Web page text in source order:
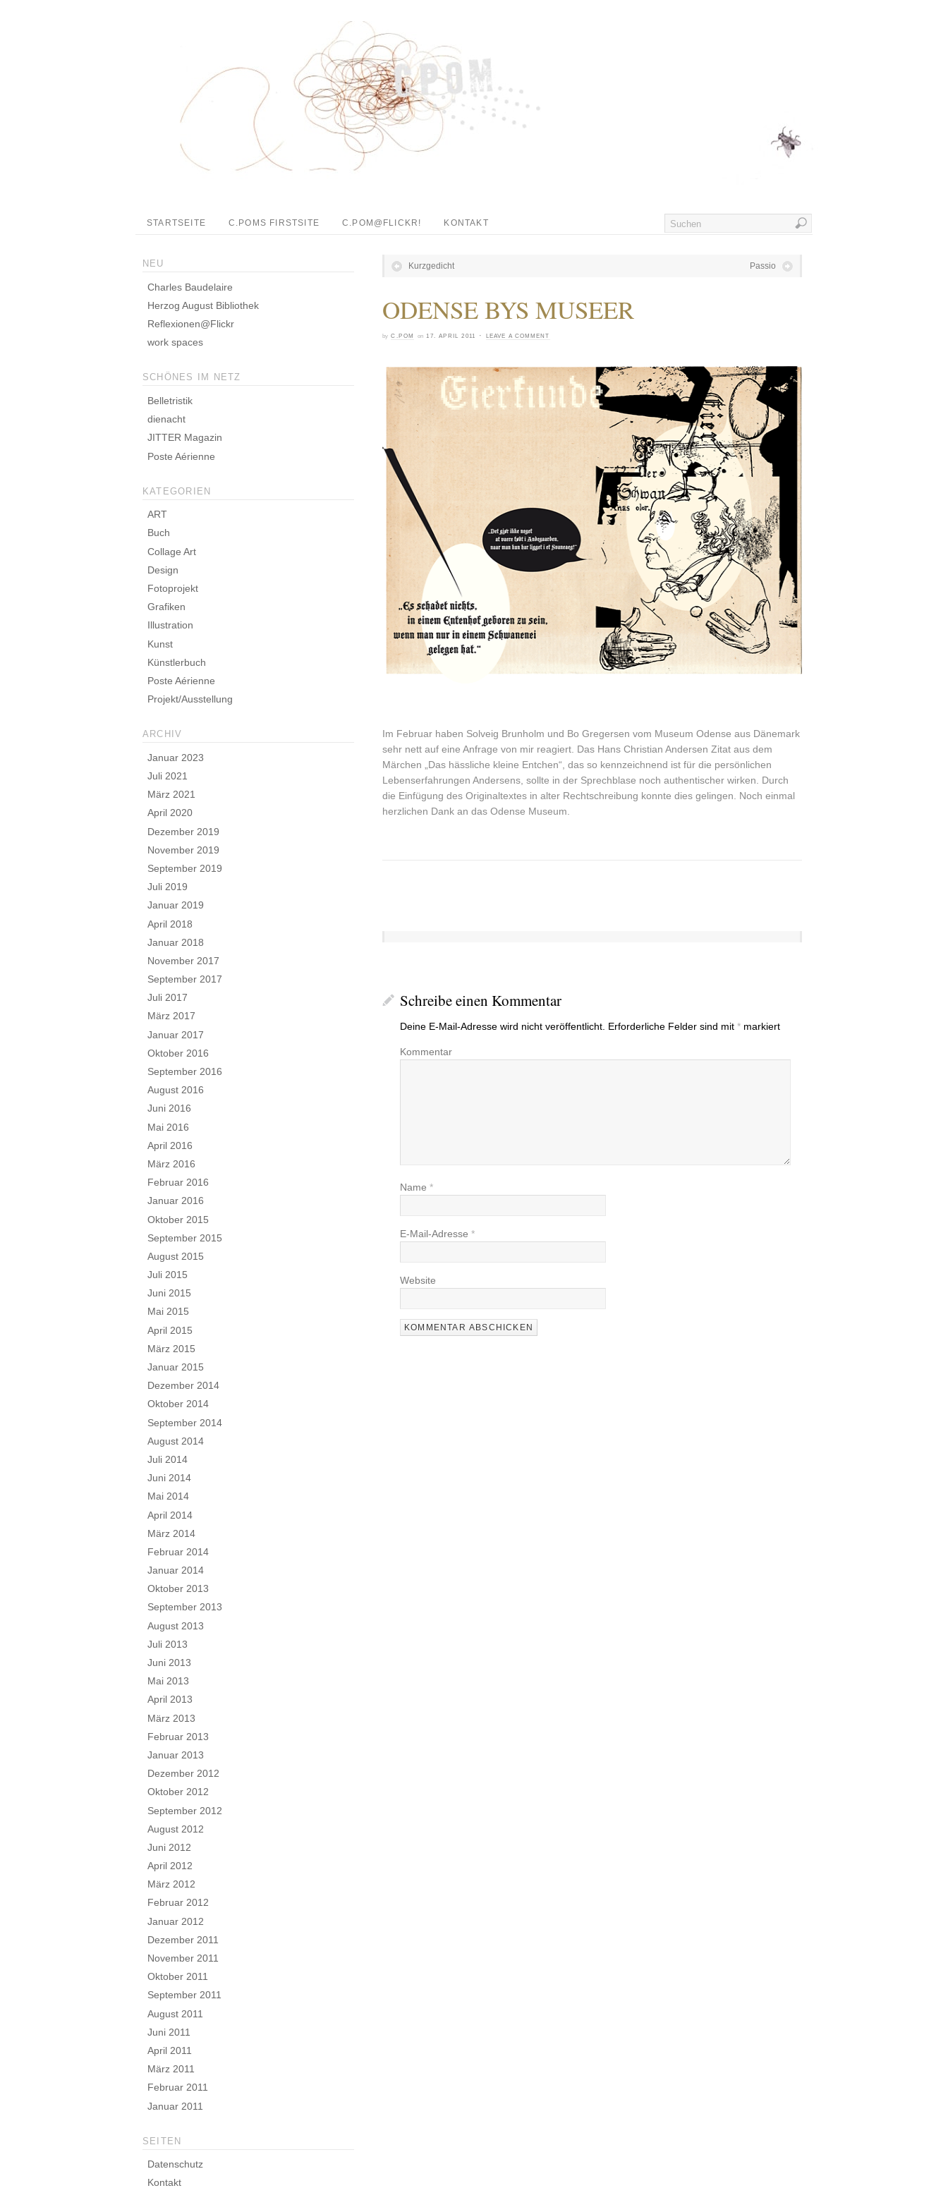
STARTSEITE C.POMS FIRSTSITE C.POM@FLICKR! KONTAKT
Kurzgedicht Passio
ODENSE BYS MUSEER
by C.POM on 17. APRIL 2011 ·LEAVE A COMMENT
Im Februar haben Solveig Brunholm und Bo Gregersen vom Museum Odense aus Dänemark
sehr nett auf eine Anfrage von mir reagiert. Das Hans Christian Andersen Zitat aus dem
Märchen „Das hässliche kleine Entchen“, das so kennzeichnend ist für die persönlichen
Lebenserfahrungen Andersens, sollte in der Sprechblase noch authentischer wirken. Durch
die Einfügung des Originaltextes in alter Rechtschreibung konnte dies gelingen. Noch einmal
herzlichen Dank an das Odense Museum.
Schreibe einen Kommentar
Deine E-Mail-Adresse wird nicht veröffentlicht. Erforderliche Felder sind mit * markiert
Kommentar
Name *
E-Mail-Adresse *
Website
NEU
Charles Baudelaire
Herzog August Bibliothek
Reflexionen@Flickr
work spaces
SCHÖNES IM NETZ
Belletristik
dienacht
JITTER Magazin
Poste Aérienne
KATEGORIEN
ART
Buch
Collage Art
Design
Fotoprojekt
Grafiken
Illustration
Kunst
Künstlerbuch
Poste Aérienne
Projekt/Ausstellung
ARCHIV
Januar 2023
Juli 2021
März 2021
April 2020
Dezember 2019
November 2019
September 2019
Juli 2019
Januar 2019
April 2018
Januar 2018
November 2017
September 2017
Juli 2017
März 2017
Januar 2017
Oktober 2016
September 2016
August 2016
Juni 2016
Mai 2016
April 2016
März 2016
Februar 2016
Januar 2016
Oktober 2015
September 2015
August 2015
Juli 2015
Juni 2015
Mai 2015
April 2015
März 2015
Januar 2015
Dezember 2014
Oktober 2014
September 2014
August 2014
Juli 2014
Juni 2014
Mai 2014
April 2014
März 2014
Februar 2014
Januar 2014
Oktober 2013
September 2013
August 2013
Juli 2013
Juni 2013
Mai 2013
April 2013
März 2013
Februar 2013
Januar 2013
Dezember 2012
Oktober 2012
September 2012
August 2012
Juni 2012
April 2012
März 2012
Februar 2012
Januar 2012
Dezember 2011
November 2011
Oktober 2011
September 2011
August 2011
Juni 2011
April 2011
März 2011
Februar 2011
Januar 2011
SEITEN
Datenschutz
Kontakt